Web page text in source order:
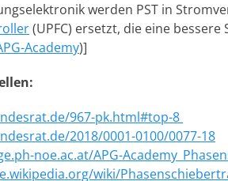
werden PST in
(UPFC) ersetzt, die eine
Academy)]
967-pk.html#top-8
2018/0001-0100/0077-18
noe.ac.at/APG-
wiki/